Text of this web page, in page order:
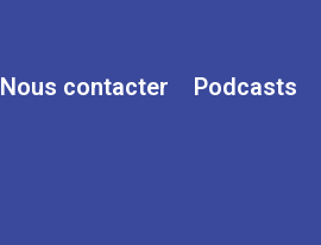
Nous contacter Podcasts